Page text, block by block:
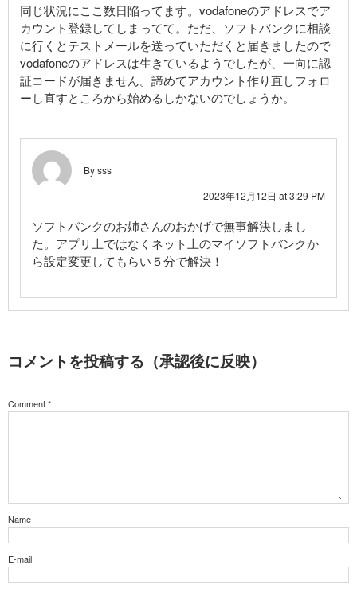
同じ状況にここ数日陥ってます。vodafoneのアドレスでア
カウント登録してしまってて。ただ、ソフトバンクに相談
に行くとテストメールを送っていただくと届きましたので
vodafoneのアドレスは生きているようでしたが、一向に認
証コードが届きません。諦めてアカウント作り直しフォロ
ーし直すところから始めるしかないのでしょうか。
By sss
2023年12月12日 at 3:29 PM
ソフトバンクのお姉さんのおかげで無事解決しまし
た。アプリ上ではなくネット上のマイソフトバンクか
ら設定変更してもらい５分で解決！
コメントを投稿する（承認後に反映）
Comment*
Name
E-mail